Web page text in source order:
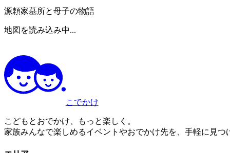
源頼家墓所と母子の物語
地図を読み込み中...
こでかけ
こどもとおでかけ、もっと楽しく。
家族みんなで楽しめるイベントやおでかけ先を、手軽に見つ